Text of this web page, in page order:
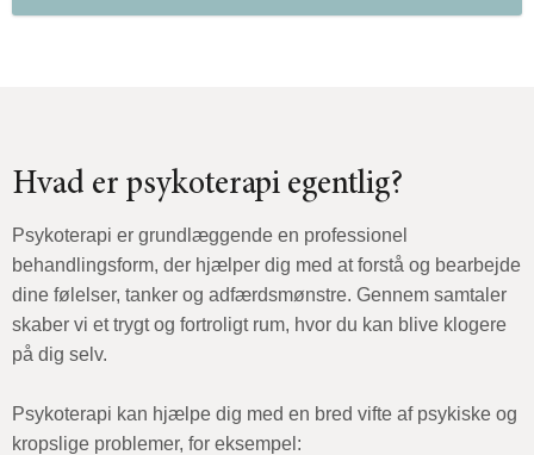
Hvad er psykoterapi egentlig?
Psykoterapi er grundlæggende en professionel
behandlingsform, der hjælper dig med at forstå og bearbejde
dine følelser, tanker og adfærdsmønstre. Gennem samtaler
skaber vi et trygt og fortroligt rum, hvor du kan blive klogere
på dig selv.
Psykoterapi kan hjælpe dig med en bred vifte af psykiske og
kropslige problemer, for eksempel: